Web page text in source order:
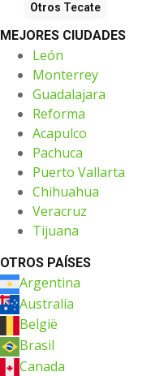
Otros Tecate
MEJORES CIUDADES
León
Monterrey
Guadalajara
Reforma
Acapulco
Pachuca
Puerto Vallarta
Chihuahua
Veracruz
Tijuana
OTROS PAÍSES
Argentina
Australia
België
Brasil
Canada